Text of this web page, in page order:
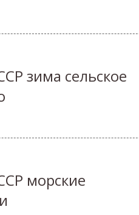
зима сельское
морские